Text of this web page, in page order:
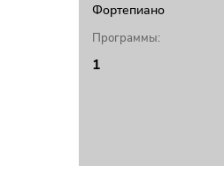
Фортепиано
Программы:
1